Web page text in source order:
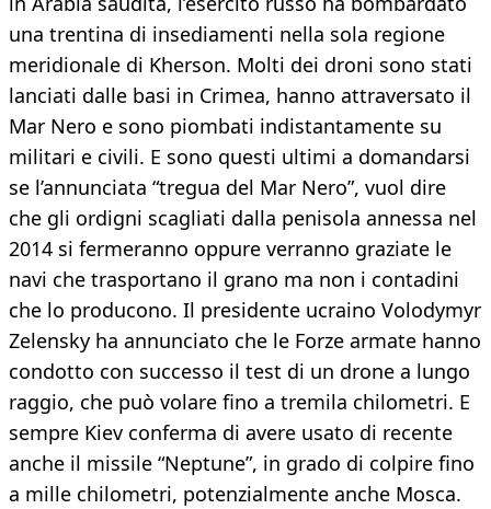
una trentina di insediamenti nella sola regione
meridionale di Kherson. Molti dei droni sono stati
lanciati dalle basi in Crimea, hanno attraversato il
Mar Nero e sono piombati indistantamente su
militari e civili. E sono questi ultimi a domandarsi
se l’annunciata “tregua del Mar Nero”, vuol dire
che gli ordigni scagliati dalla penisola annessa nel
2014 si fermeranno oppure verranno graziate le
navi che trasportano il grano ma non i contadini
che lo producono. Il presidente ucraino Volodymyr
Zelensky ha annunciato che le Forze armate hanno
condotto con successo il test di un drone a lungo
raggio, che può volare fino a tremila chilometri. E
sempre Kiev conferma di avere usato di recente
anche il missile “Neptune”, in grado di colpire fino
a mille chilometri, potenzialmente anche Mosca.